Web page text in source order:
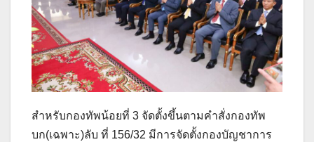
สำหรับกองทัพน้อยที่ 3 จัดตั้งขึ้นตามคำสั่งกองทัพ
บก(เฉพาะ)ลับ ที่ 156/32 มีการจัดตั้งกองบัญชาการ